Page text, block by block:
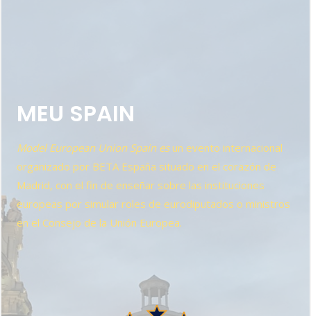
MEU SPAIN
Model European Union Spain esun evento internacional
organizado por BETA España situado en el corazón de
Madrid, con el fin de enseñar sobre las instituciones
europeas por simular roles de eurodiputados o ministros
en el Consejo de la Unión Europea.